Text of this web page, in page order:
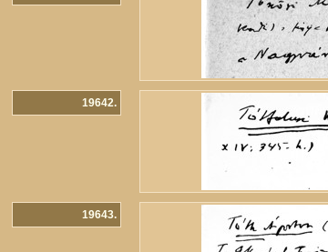
19642.
19643.